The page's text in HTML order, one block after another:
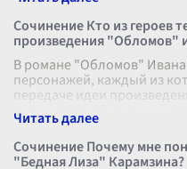
Сочинение Кто из героев
произведения "Обломов"
В романе "Обломов" Ивана
персонажей, каждый из
передаче идеи
выделяется образ Андрея
Сочинение Почему мне
"Бедная Лиза" Карамзина?